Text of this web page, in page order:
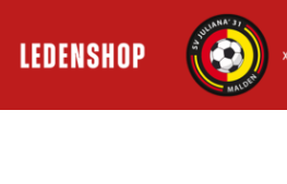
REGISTREER